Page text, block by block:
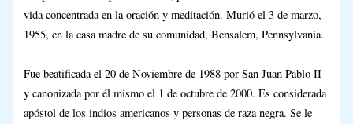
vida concentrada en la oración y meditación. Murió el 3 de marzo,
1955, en la casa madre de su comunidad, Bensalem, Pennsylvania.
Fue beatificada el 20 de Noviembre de 1988 por San Juan Pablo II
y canonizada por él mismo el 1 de octubre de 2000. Es considerada
apóstol de los indios americanos y personas de raza negra. Se le